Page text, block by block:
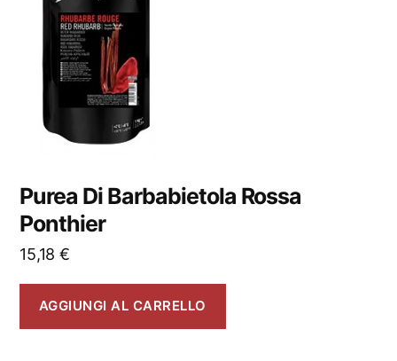
Purea Di Barbabietola Rossa
Ponthier
15,18 €
AGGIUNGI AL CARRELLO